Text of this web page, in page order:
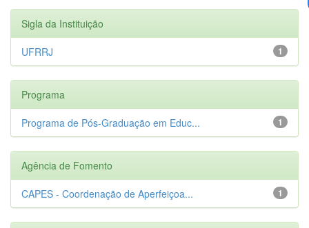
Sigla da Instituição
1
UFRRJ
Programa
1
Programa de Pós-Graduação em Educ...
Agência de Fomento
1
CAPES - Coordenação de Aperfeiçoa...